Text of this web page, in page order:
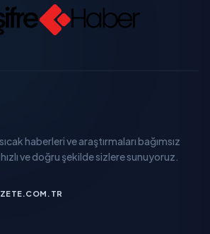
haberleri ve araştırmaları bağımsız
ve doğru şekilde sizlere sunuyoruz.